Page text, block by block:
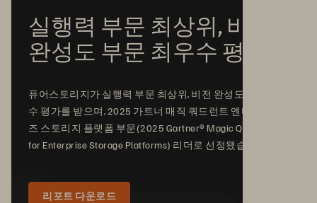
실행력 부문 최상위, 비전
완성도 부문 최우수 평가
퓨어스토리지가 실행력 부문 최상위, 비전 완성도 부문 최우
수 평가를 받으며, 2025 가트너 매직 쿼드런트 엔터프라이
즈 스토리지 플랫폼 부문(2025 Gartner® Magic Quadrant™
for Enterprise Storage Platforms) 리더로 선정됐습니다.
리포트 다운로드